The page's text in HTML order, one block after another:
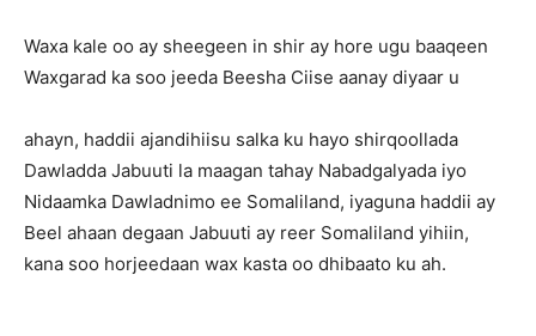
Waxa kale oo ay sheegeen in shir ay hore ugu baaqeen
Waxgarad ka soo jeeda Beesha Ciise aanay diyaar u
ahayn, haddii ajandihiisu salka ku hayo shirqoollada
Dawladda Jabuuti la maagan tahay Nabadgalyada iyo
Nidaamka Dawladnimo ee Somaliland, iyaguna haddii ay
Beel ahaan degaan Jabuuti ay reer Somaliland yihiin,
kana soo horjeedaan wax kasta oo dhibaato ku ah.